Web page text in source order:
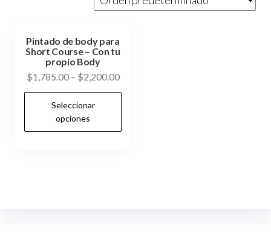
Pintado de body para
Short Course – Con tu
propio Body
$1,785.00– $2,200.00
Seleccionar
opciones